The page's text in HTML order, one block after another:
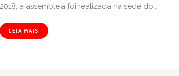
2018, a assembleia foi realizada na sede do...
LEIA MAIS